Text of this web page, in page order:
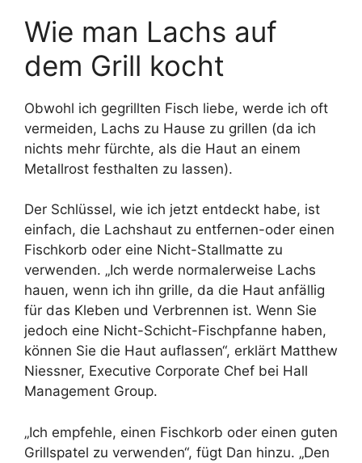
Wie man Lachs auf
dem Grill kocht
Obwohl ich gegrillten Fisch liebe, werde ich oft
vermeiden, Lachs zu Hause zu grillen (da ich
nichts mehr fürchte, als die Haut an einem
Metallrost festhalten zu lassen).
Der Schlüssel, wie ich jetzt entdeckt habe, ist
einfach, die Lachshaut zu entfernen-oder einen
Fischkorb oder eine Nicht-Stallmatte zu
verwenden. „Ich werde normalerweise Lachs
hauen, wenn ich ihn grille, da die Haut anfällig
für das Kleben und Verbrennen ist. Wenn Sie
jedoch eine Nicht-Schicht-Fischpfanne haben,
können Sie die Haut auflassen“, erklärt Matthew
Niessner, Executive Corporate Chef bei Hall
Management Group.
„Ich empfehle, einen Fischkorb oder einen guten
Grillspatel zu verwenden“, fügt Dan hinzu. „Den